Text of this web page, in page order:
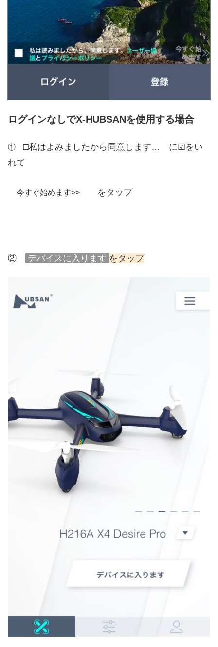
ログインなしでX-HUBSANを使用する場合
① □私はよみましたから同意します… に☑をい
れて
今すぐ始めます>> をタップ
② デバイスに入ります をタップ